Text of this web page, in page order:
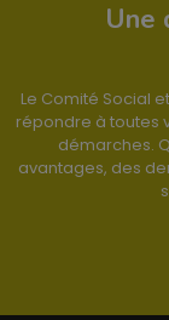
Une
Le Comité Social
répondre à toutes
démarches.
avantages, des